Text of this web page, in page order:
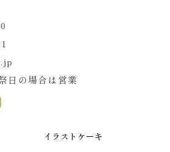
日の場合は営業
イラストケーキ